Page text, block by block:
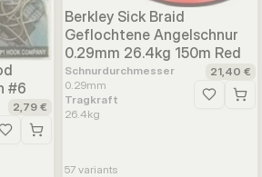
#6
2,79 €
Zur Wunschliste hinzufügen
Berkley Sick Braid
Geflochtene Angelschnur
0.29mm 26.4kg 150m Red
Schnurdurchmesser
0.29mm
Tragkraft
26.4kg
21,40 €
Zur
57 variants